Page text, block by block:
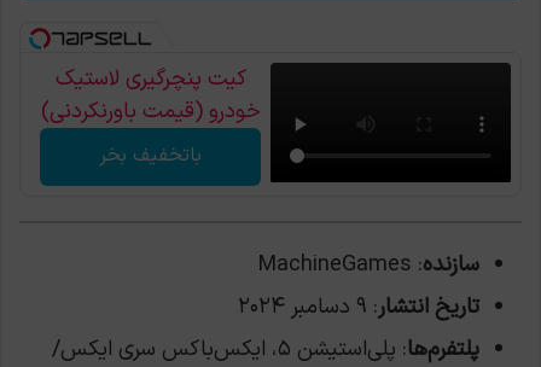
کیت پنچرگیری لاستیک
خودرو (قیمت باورنکردنی)
باتخفیف بخر
سازنده: MachineGames
تاریخ انتشار: ۹ دسامبر ۲۰۲۴
پلتفرم‌ها
: پلی‌استیشن ۵، ایکس‌باکس سری ایکس/